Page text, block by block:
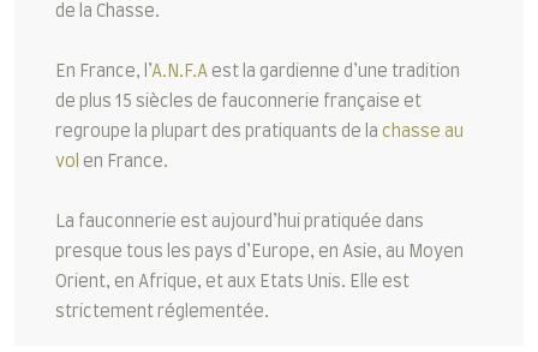
de la Chasse.
En France, l’A.N.F.Aest la gardienne d’une tradition
de plus 15 siècles de fauconnerie française et
regroupe la plupart des pratiquants de la chasse au
vol en France.
La fauconnerie est aujourd’hui pratiquée dans
presque tous les pays d’Europe, en Asie, au Moyen
Orient, en Afrique, et aux Etats Unis. Elle est
strictement réglementée.